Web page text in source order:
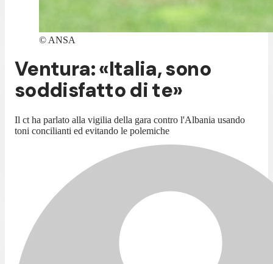
© ANSA
Ventura: «Italia, sono
soddisfatto di te»
Il ct ha parlato alla vigilia della gara contro l'Albania usando
toni concilianti ed evitando le polemiche